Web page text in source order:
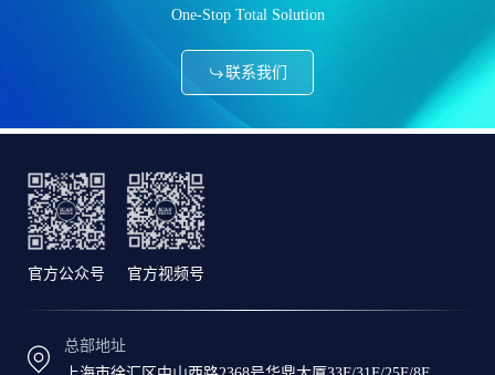
One-Stop Total Solution
联系我们
官方公众号 官方视频号
总部地址